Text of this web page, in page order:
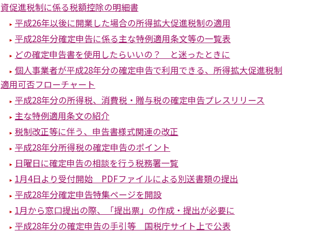
資促進税制に係る税額控除の明細書
平成26年以後に開業した場合の所得拡大促進税制の適用
平成28年分確定申告に係る主な特例適用条文等の一覧表
どの確定申告書を使用したらいいの？ と迷ったときに
個人事業者が平成28年分の確定申告で利用できる、所得拡大促進税制
適用可否フローチャート
平成28年分の所得税、消費税・贈与税の確定申告プレスリリース
主な特例適用条文の紹介
税制改正等に伴う、申告書様式関連の改正
平成28年分所得税の確定申告のポイント
日曜日に確定申告の相談を行う税務署一覧
1月4日より受付開始 PDFファイルによる別送書類の提出
平成28年分確定申告特集ページを開設
1月から窓口提出の際、「提出票」の作成・提出が必要に
平成28年分の確定申告の手引等 国税庁サイト上で公表